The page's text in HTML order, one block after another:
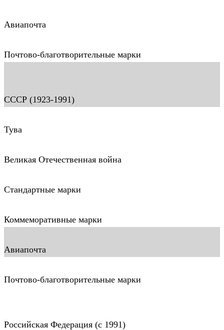
Авиапочта
Почтово-благотворительные марки
СССР (1923-1991)
Тува
Великая Отечественная война
Стандартные марки
Коммеморативные марки
Авиапочта
Почтово-благотворительные марки
Российская Федерация (c 1991)